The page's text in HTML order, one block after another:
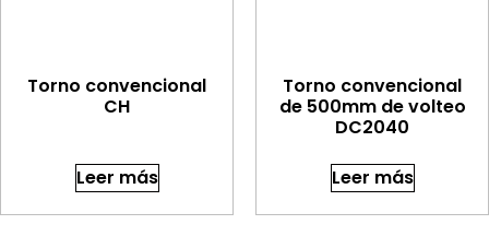
Torno convencional
CH
Leer más
Torno convencional
de 500mm de volteo
DC2040
Leer más